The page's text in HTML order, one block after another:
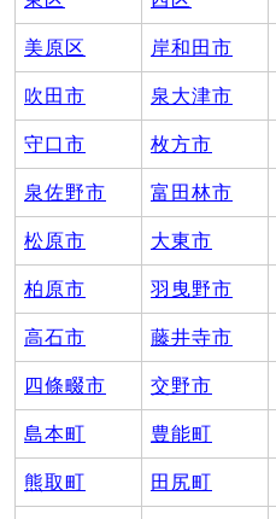
美原区 岸和田市
吹田市 泉大津市
守口市 枚方市
泉佐野市 富田林市
松原市 大東市
柏原市 羽曳野市
高石市 藤井寺市
四條畷市 交野市
島本町 豊能町
熊取町 田尻町